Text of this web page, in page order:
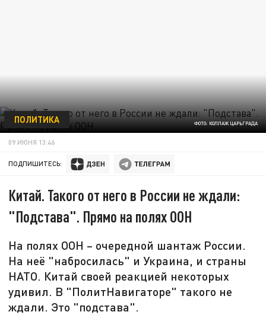
ФОТО: КОЛЛАЖ ЦАРЬГРАДА
ПОЛИТИКА
09 ИЮНЯ 13:46
ПОДПИШИТЕСЬ:
Китай. Такого от него в России не ждали:
"Подстава". Прямо на полях ООН
На полях ООН – очередной шантаж России.
На неё "набросилась" и Украина, и страны
НАТО. Китай своей реакцией некоторых
удивил. В "ПолитНавигаторе" такого не
ждали. Это "подстава".